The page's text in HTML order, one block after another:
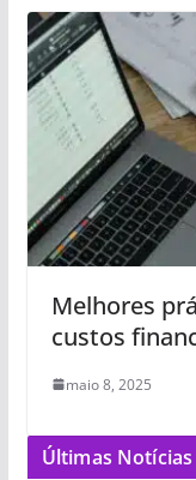
Melhores
custos
maio 8, 2025
Últimas Notícias